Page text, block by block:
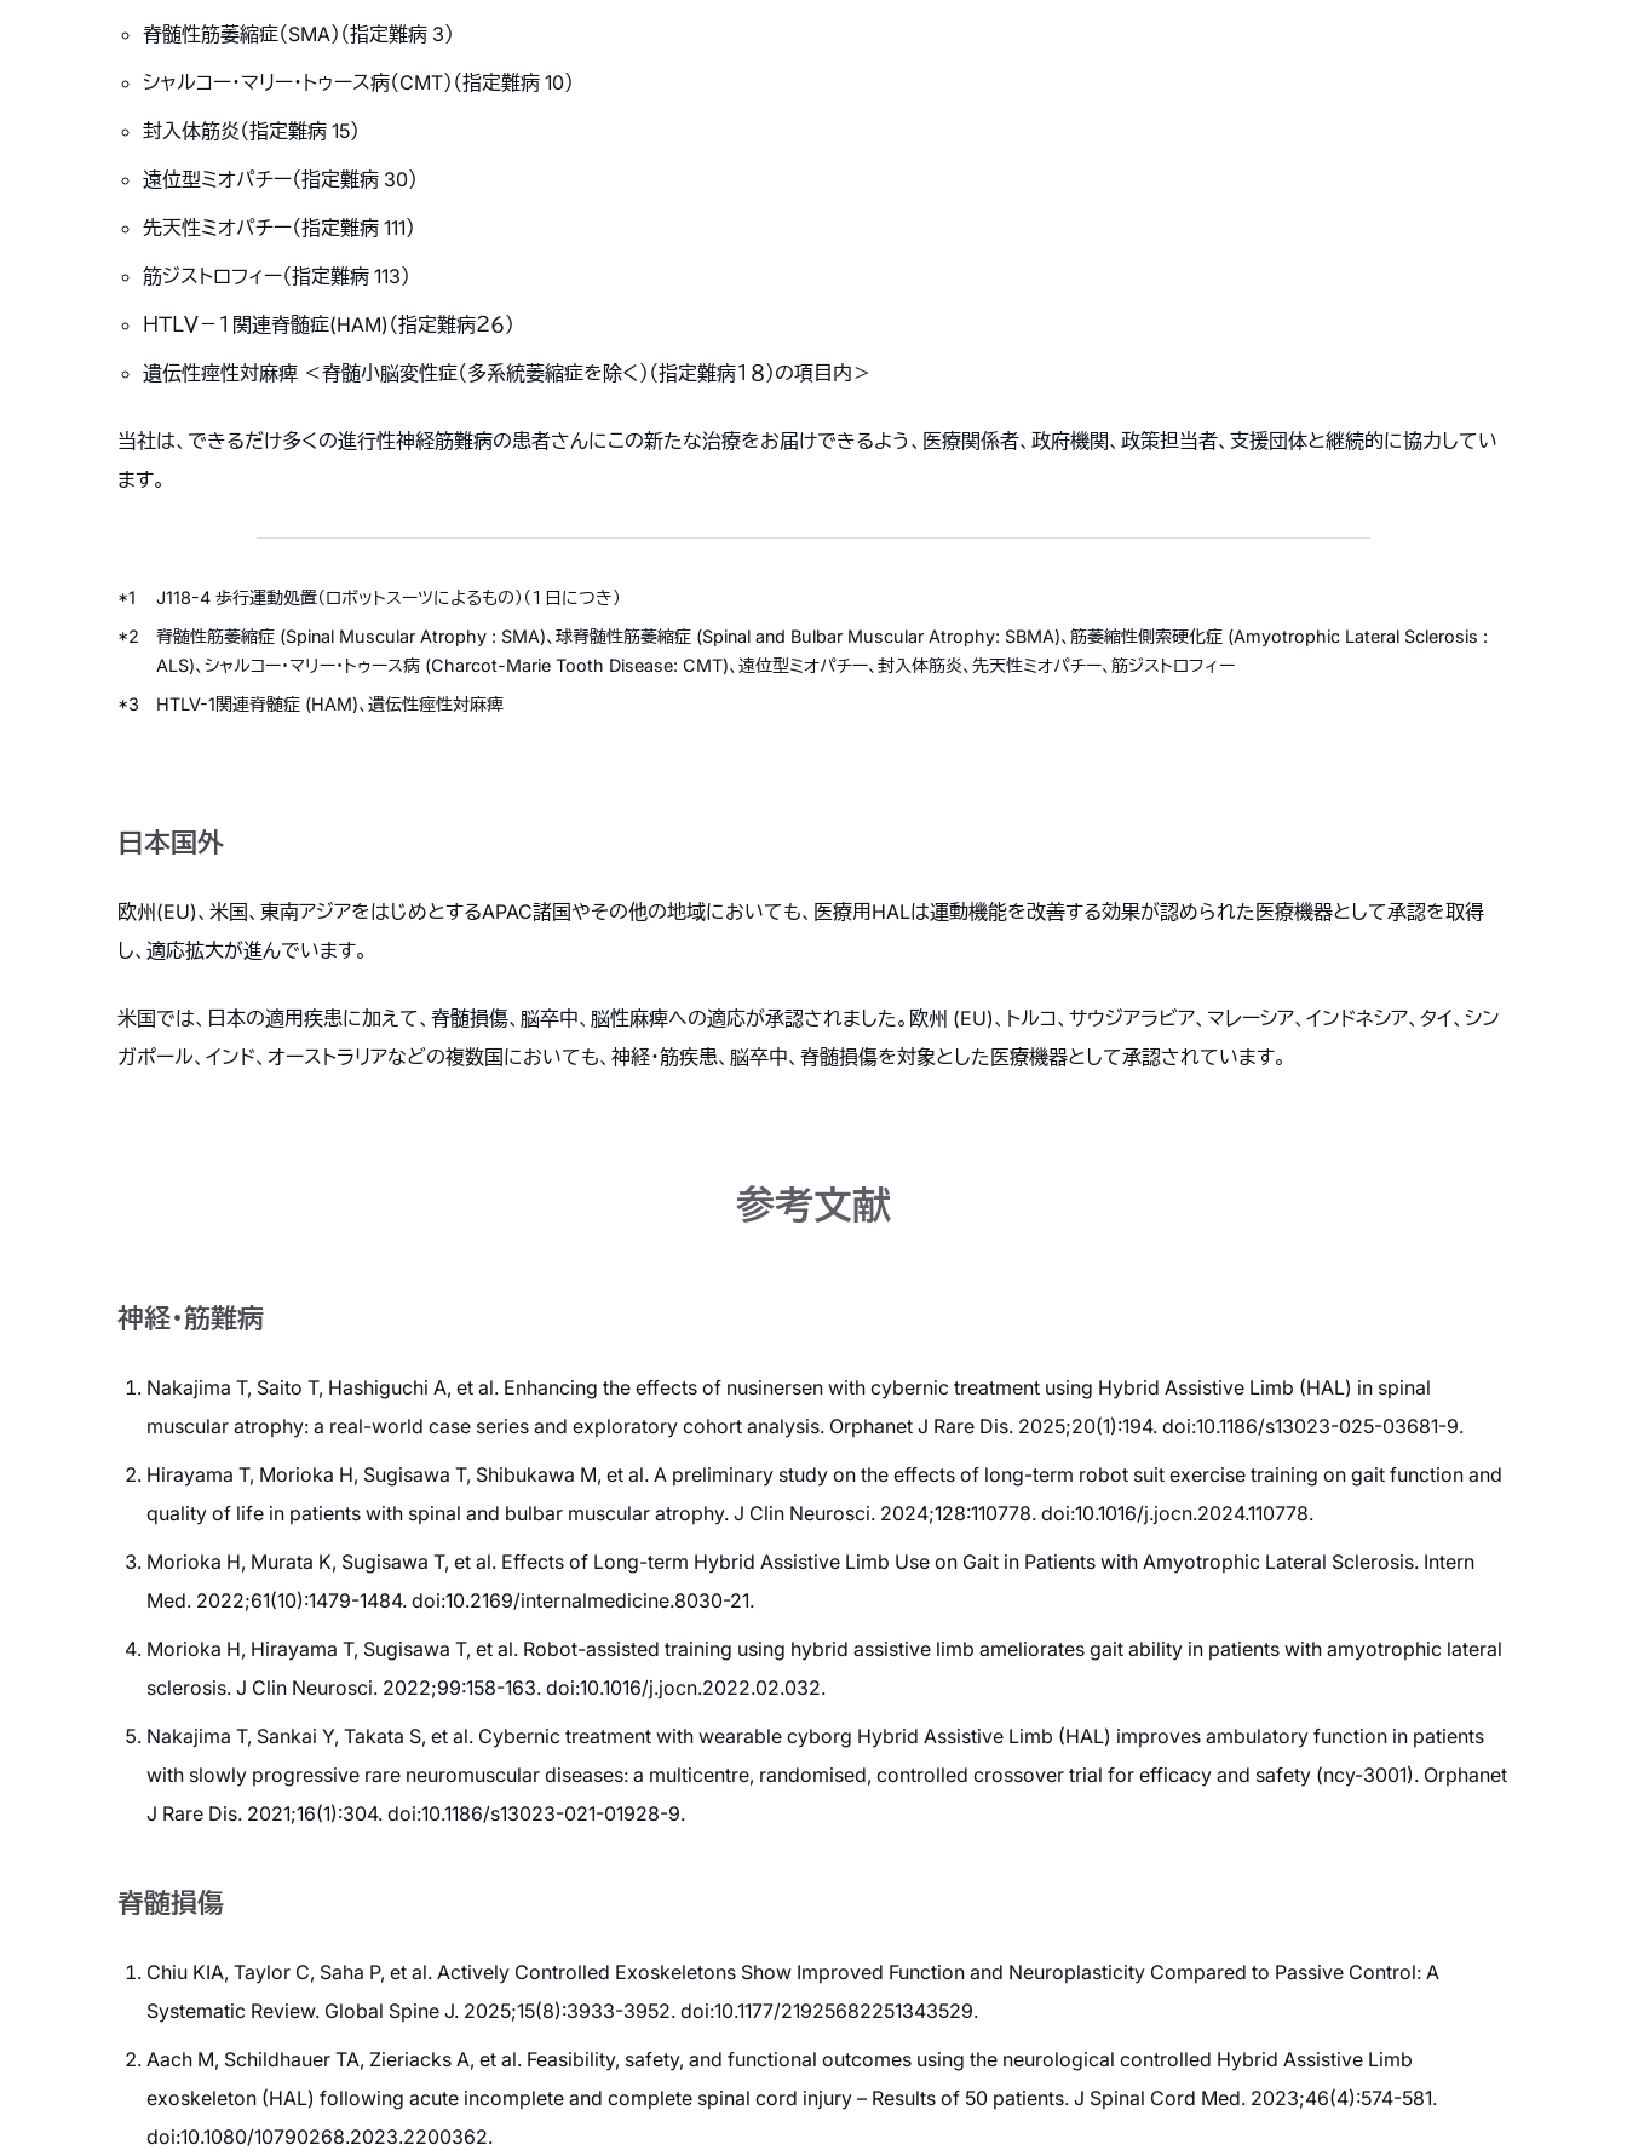
脊髄性筋萎縮症（SMA）（指定難病 3）
シャルコー・マリー・トゥース病（CMT）（指定難病 10）
封入体筋炎（指定難病 15）
遠位型ミオパチー（指定難病 30）
先天性ミオパチー（指定難病 111）
筋ジストロフィー（指定難病 113）
ＨＴＬＶ－１関連脊髄症(HAM)（指定難病２６）
遺伝性痙性対麻痺 ＜脊髄小脳変性症（多系統萎縮症を除く）（指定難病１８）の項目内＞
当社は、できるだけ多くの進行性神経筋難病の患者さんにこの新たな治療をお届けできるよう、医療関係者、政府機関、政策担当者、支援団体と継続的に協力してい
ます。
*1
J118-4 歩行運動処置（ロボットスーツによるもの）（１日につき）
*2
脊髄性筋萎縮症 (Spinal Muscular Atrophy : SMA)、球脊髄性筋萎縮症 (Spinal and Bulbar Muscular Atrophy: SBMA)、筋萎縮性側索硬化症 (Amyotrophic Lateral Sclerosis :
ALS)、シャルコー・マリー・トゥース病 (Charcot-Marie Tooth Disease: CMT)、遠位型ミオパチー、封入体筋炎、先天性ミオパチー、筋ジストロフィー
*3
HTLV-1関連脊髄症 (HAM)、遺伝性痙性対麻痺
日本国外
欧州(EU)、米国、東南アジアをはじめとするAPAC諸国やその他の地域においても、医療用HALは運動機能を改善する効果が認められた医療機器として承認を取得
し、適応拡大が進んでいます。
米国では、日本の適用疾患に加えて、脊髄損傷、脳卒中、脳性麻痺への適応が承認されました。欧州 (EU)、トルコ、サウジアラビア、マレーシア、インドネシア、タイ、シン
ガポール、インド、オーストラリアなどの複数国においても、神経・筋疾患、脳卒中、脊髄損傷を対象とした医療機器として承認されています。
参考文献
神経・筋難病
Nakajima T, Saito T, Hashiguchi A, et al. Enhancing the effects of nusinersen with cybernic treatment using Hybrid Assistive Limb (HAL) in spinal
muscular atrophy: a real-world case series and exploratory cohort analysis. Orphanet J Rare Dis. 2025;20(1):194. doi:10.1186/s13023-025-03681-9.
Hirayama T, Morioka H, Sugisawa T, Shibukawa M, et al. A preliminary study on the effects of long-term robot suit exercise training on gait function and
quality of life in patients with spinal and bulbar muscular atrophy. J Clin Neurosci. 2024;128:110778. doi:10.1016/j.jocn.2024.110778.
Morioka H, Murata K, Sugisawa T, et al. Effects of Long-term Hybrid Assistive Limb Use on Gait in Patients with Amyotrophic Lateral Sclerosis. Intern
Med. 2022;61(10):1479-1484. doi:10.2169/internalmedicine.8030-21.
Morioka H, Hirayama T, Sugisawa T, et al. Robot-assisted training using hybrid assistive limb ameliorates gait ability in patients with amyotrophic lateral
sclerosis. J Clin Neurosci. 2022;99:158-163. doi:10.1016/j.jocn.2022.02.032.
Nakajima T, Sankai Y, Takata S, et al. Cybernic treatment with wearable cyborg Hybrid Assistive Limb (HAL) improves ambulatory function in patients
with slowly progressive rare neuromuscular diseases: a multicentre, randomised, controlled crossover trial for efficacy and safety (ncy-3001). Orphanet
J Rare Dis. 2021;16(1):304. doi:10.1186/s13023-021-01928-9.
脊髄損傷
Chiu KIA, Taylor C, Saha P, et al. Actively Controlled Exoskeletons Show Improved Function and Neuroplasticity Compared to Passive Control: A
Systematic Review. Global Spine J. 2025;15(8):3933-3952. doi:10.1177/21925682251343529.
Aach M, Schildhauer TA, Zieriacks A, et al. Feasibility, safety, and functional outcomes using the neurological controlled Hybrid Assistive Limb
exoskeleton (HAL) following acute incomplete and complete spinal cord injury – Results of 50 patients. J Spinal Cord Med. 2023;46(4):574-581.
doi:10.1080/10790268.2023.2200362.